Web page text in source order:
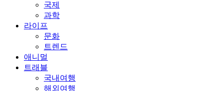
국제
과학
라이프
문화
트렌드
애니멀
트래블
국내여행
해외여행